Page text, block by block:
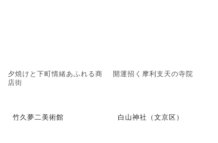
夕焼けと下町情緒あふれる商
店街
開運招く摩利支天の寺院
竹久夢二美術館 白山神社（文京区）